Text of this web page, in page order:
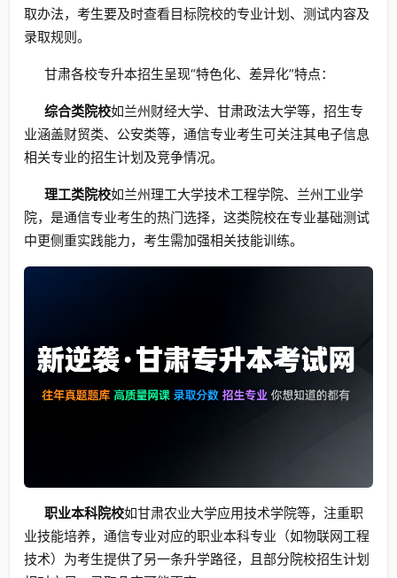
取办法，考生要及时查看目标院校的专业计划、测试内容及
录取规则。
甘肃各校专升本招生呈现“特色化、差异化”特点：
综合类院校如兰州财经大学、甘肃政法大学等，招生专
业涵盖财贸类、公安类等，通信专业考生可关注其电子信息
相关专业的招生计划及竞争情况。
理工类院校如兰州理工大学技术工程学院、兰州工业学
院，是通信专业考生的热门选择，这类院校在专业基础测试
中更侧重实践能力，考生需加强相关技能训练。
职业本科院校如甘肃农业大学应用技术学院等，注重职
业技能培养，通信专业对应的职业本科专业（如物联网工程
技术）为考生提供了另一条升学路径，且部分院校招生计划